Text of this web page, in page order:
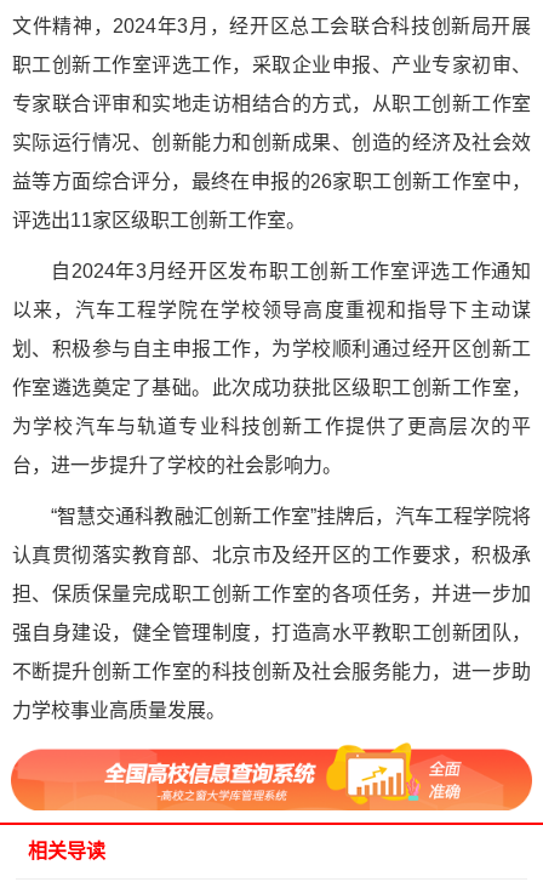
文件精神，2024年3月，经开区总工会联合科技创新局开展
职工创新工作室评选工作，采取企业申报、产业专家初审、
专家联合评审和实地走访相结合的方式，从职工创新工作室
实际运行情况、创新能力和创新成果、创造的经济及社会效
益等方面综合评分，最终在申报的26家职工创新工作室中，
评选出11家区级职工创新工作室。
自2024年3月经开区发布职工创新工作室评选工作通知
以来，汽车工程学院在学校领导高度重视和指导下主动谋
划、积极参与自主申报工作，为学校顺利通过经开区创新工
作室遴选奠定了基础。此次成功获批区级职工创新工作室，
为学校汽车与轨道专业科技创新工作提供了更高层次的平
台，进一步提升了学校的社会影响力。
“智慧交通科教融汇创新工作室”挂牌后，汽车工程学院将
认真贯彻落实教育部、北京市及经开区的工作要求，积极承
担、保质保量完成职工创新工作室的各项任务，并进一步加
强自身建设，健全管理制度，打造高水平教职工创新团队，
不断提升创新工作室的科技创新及社会服务能力，进一步助
力学校事业高质量发展。
相关导读